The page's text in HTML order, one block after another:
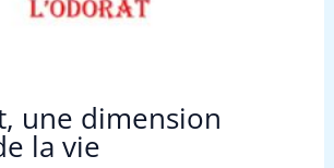
une dimension
la vie